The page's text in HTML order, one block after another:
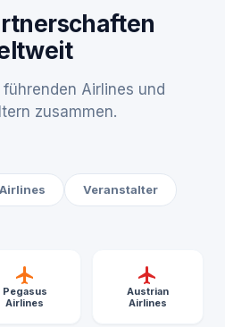
Airlines und
zusammen.
Airlines Veranstalter
Pegasus
Airlines
Austrian
Airlines